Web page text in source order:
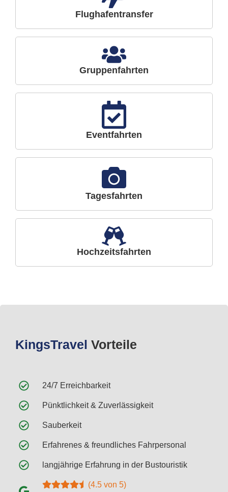
Flughafentransfer
Gruppenfahrten
Eventfahrten
Tagesfahrten
Hochzeitsfahrten
KingsTravel Vorteile
24/7 Erreichbarkeit
Pünktlichkeit & Zuverlässigkeit
Sauberkeit
Erfahrenes & freundliches Fahrpersonal
langjährige Erfahrung in der Bustouristik
(4.5 von 5)